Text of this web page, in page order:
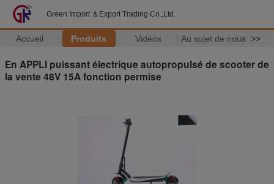
Green Import ＆Export Trading Co.,Ltd.
Accueil Produits Vidéos Au sujet de nous >>
En APPLI puissant électrique autopropulsé de scooter de
la vente 48V 15A fonction permise